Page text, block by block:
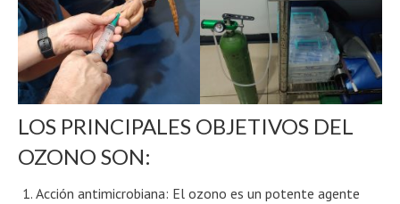
LOS PRINCIPALES OBJETIVOS DEL
OZONO SON:
Acción antimicrobiana: El ozono es un potente agente